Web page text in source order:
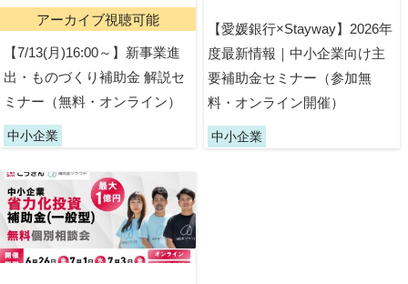
アーカイブ視聴可能
【7/13(月)16:00～】新事業進
出・ものづくり補助金 解説セ
ミナー（無料・オンライン）
中小企業
【愛媛銀行×Stayway】2026年
度最新情報｜中小企業向け主
要補助金セミナー（参加無
料・オンライン開催）
中小企業